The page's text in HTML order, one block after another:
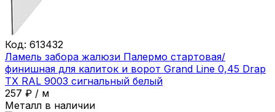
Код: 613432
Ламель забора жалюзи Палермо стартовая/
финишная для калиток и ворот Grand Line 0,45 Drap
ТХ RAL 9003 сигнальный белый
257 ₽ / м
Металл в наличии